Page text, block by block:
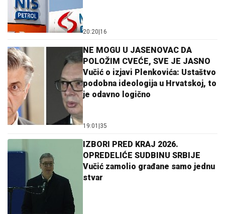
20:20 16
NE MOGU U JASENOVAC DA
POLOŽIM CVEĆE, SVE JE JASNO
Vučić o izjavi Plenkovića: Ustaštvo
podobna ideologija u Hrvatskoj, to
je odavno logično
19:01 35
IZBORI PRED KRAJ 2026.
OPREDELIĆE SUDBINU SRBIJE
Vučić zamolio građane samo jednu
stvar